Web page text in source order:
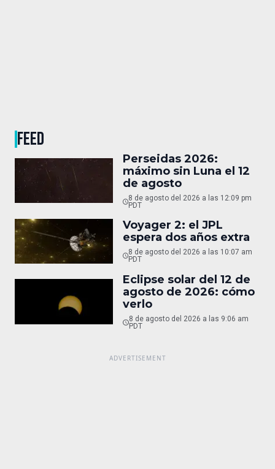
FEED
Perseidas 2026:
máximo sin Luna el 12
de agosto
8 de agosto del 2026 a las 12:09 pm
PDT
Voyager 2: el JPL
espera dos años extra
8 de agosto del 2026 a las 10:07 am
PDT
Eclipse solar del 12 de
agosto de 2026: cómo
verlo
8 de agosto del 2026 a las 9:06 am
PDT